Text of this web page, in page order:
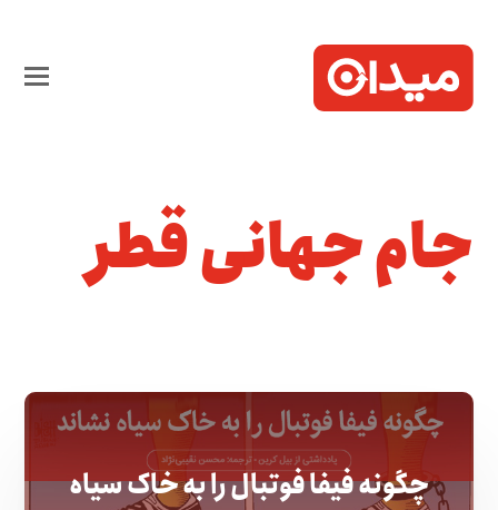
جام جهانی قطر
چگونه فیفا فوتبال را به خاک سیاه